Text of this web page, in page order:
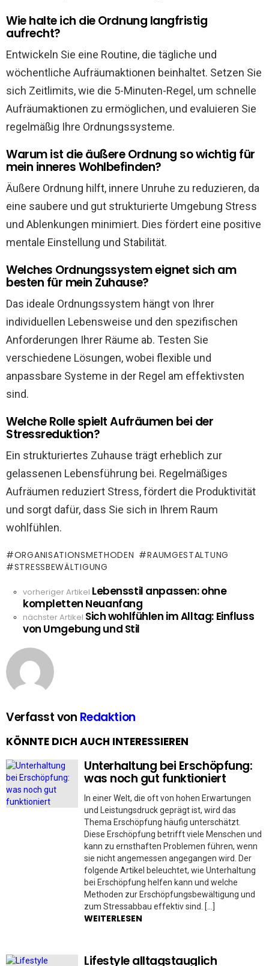
Wie halte ich die Ordnung langfristig
aufrecht?
Entwickeln Sie eine Routine, die tägliche und
wöchentliche Aufräumaktionen beinhaltet. Setzen Sie
sich Zeitlimits, wie die 5-Minuten-Regel, um schnelle
Aufräumaktionen zu ermöglichen, und evaluieren Sie
regelmäßig Ihre Ordnungssysteme.
Warum ist die äußere Ordnung so wichtig für
mein inneres Wohlbefinden?
Äußere Ordnung hilft, innere Unruhe zu reduzieren, da
eine saubere und gut strukturierte Umgebung Stress
und Ablenkungen minimiert. Dies fördert eine positive
mentale Einstellung und Stabilität.
Welches Ordnungssystem eignet sich am
besten für mein Zuhause?
Das ideale Ordnungssystem hängt von Ihrer
individuellen Lebensweise und den spezifischen
Anforderungen Ihrer Räume ab. Testen Sie
verschiedene Lösungen, wobei flexible und
anpassbare Systeme in der Regel am effektivsten
sind.
Welche Rolle spielt Aufräumen bei der
Stressreduktion?
Ein strukturiertes Zuhause trägt erheblich zur
gelassenen Lebensführung bei. Regelmäßiges
Aufräumen reduziert Stress, fördert die Produktivität
und sorgt dafür, dass Sie sich in Ihrem Raum
wohlfühlen.
ORGANISATIONSMETHODEN
RAUMGESTALTUNG
STRESSBEWÄLTIGUNG
See
more
vorheriger Artikel Lebensstil anpassen: ohne
kompletten Neuanfang
nächster Artikel Sich wohlfühlen im Alltag: Einfluss
von Umgebung und Stil
Verfasst von Redaktion
KÖNNTE DICH AUCH INTERESSIEREN
Unterhaltung bei Erschöpfung:
was noch gut funktioniert
In einer Welt, die oft von hohen Erwartungen
und Leistungsdruck geprägt ist, wird das
Thema Erschöpfung häufig unterschätzt.
Diese Erschöpfung betrifft viele Menschen und
kann zu ernsthaften Problemen führen, wenn
sie nicht angemessen angegangen wird. Der
folgende Artikel beleuchtet, wie Unterhaltung
bei Erschöpfung helfen kann und welche
Methoden zur Erschöpfungsbewältigung und
zum Stressabbau effektiv sind. […]
WEITERLESEN
Lifestyle alltagstauglich